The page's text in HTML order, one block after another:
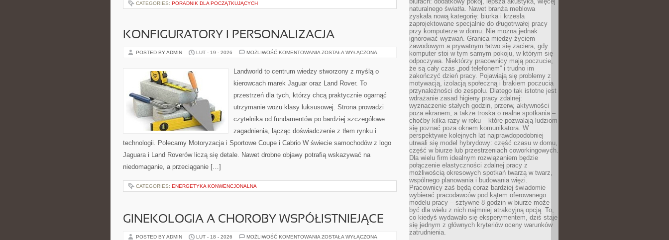
CATEGORIES: PORADNIK DLA POCZĄTKUJĄCYCH
KONFIGURATORY I PERSONALIZACJA
POSTED BY ADMIN LUT - 19 - 2026 MOŻLIWOŚĆ KOMENTOWANIA KONFIGURATORY
ZOSTAŁA WYŁĄCZONA
Landworld to centrum wiedzy stworzony z myślą o
kierowcach marek Jaguar oraz Land Rover. To
przestrzeń dla tych, którzy chcą praktycznie ogarnąć
utrzymanie wozu klasy luksusowej. Strona prowadzi
czytelnika od fundamentów po bardziej szczegółowe
zagadnienia, łącząc doświadczenie z tłem rynku i
technologii. Polecamy Motoryzacja i Sportowe Coupe i Cabrio W świecie samochodów z logo
Jaguara i Land Roverów liczą się detale. Nawet drobne objawy potrafią wskazywać na
niedomaganie, a przeciąganie […]
CATEGORIES: ENERGETYKA KONWENCJONALNA
GINEKOLOGIA A CHOROBY WSPÓŁISTNIEJĄCE
POSTED BY ADMIN LUT - 18 - 2026 MOŻLIWOŚĆ KOMENTOWANIA GINEKOLOGIA
ZOSTAŁA WYŁĄCZONA
naturalnego światła. Nawet branża meblowa
zyskała nową kategorię: biurka i krzesła
zaprojektowane specjalnie do długotrwałej pracy
przy komputerze w domu. Nie można jednak
ignorować wyzwań. Granica między życiem
zawodowym a prywatnym łatwo się zaciera, gdy
komputer stoi w tym samym pokoju, w którym się
odpoczywa. Niektórzy pracownicy mają poczucie,
że są cały czas „pod telefonem” i trudno im
zakończyć dzień pracy. Pojawiają się problemy z
motywacją, izolacją społeczną i brakiem poczucia
przynależności do zespołu. Dlatego tak istotne jest
wdrażanie zasad higieny pracy zdalnej:
wyznaczenie stałych godzin, przerw, aktywności
poza ekranem, a także troska o realne spotkania –
choćby kilka razy w roku – które pozwalają ludziom
się poznać poza oknem komunikatora. W
perspektywie kolejnych lat najprawdopodobniej
utrwali się model hybrydowy: część czasu w domu,
część w biurze lub przestrzeniach coworkingowych.
Dla wielu firm idealnym rozwiązaniem będzie
połączenie elastyczności zdalnej pracy z
możliwością okresowych spotkań twarzą w twarz,
wspólnego planowania i budowania więzi.
Pracownicy zaś będą coraz bardziej świadomie
wybierać pracodawców pod kątem oferowanego
modelu pracy – sztywne 8 godzin w biurze może
być dla wielu z nich najmniej atrakcyjną opcją. To,
co kiedyś wydawało się eksperymentem, dziś staje
się jednym z głównych kryteriów oceny warunków
zatrudnienia.